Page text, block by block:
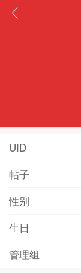
UID
帖子
性别
生日
管理组